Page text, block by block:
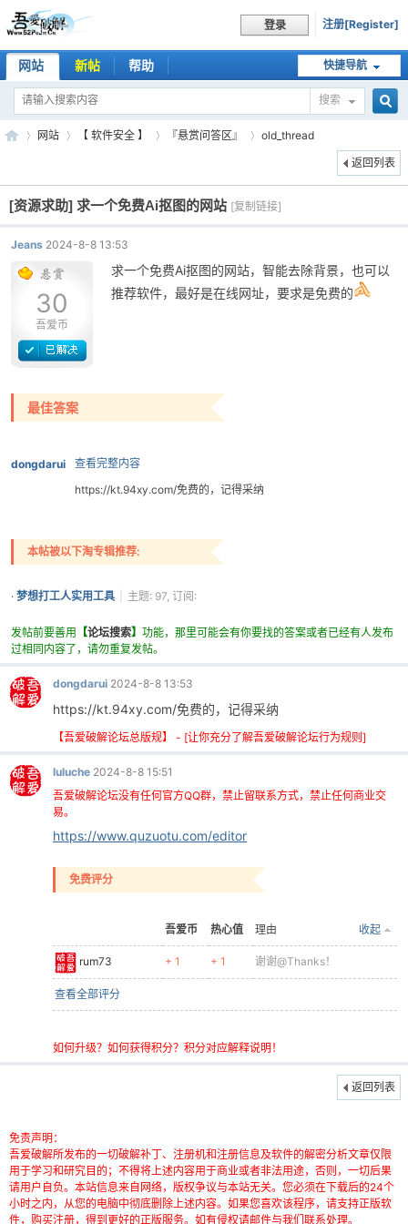
登录 注册[Register]
快捷导航
网站 新帖 帮助
搜索
吾
爱
解
»
网站
›
【 软件安全 】
›
『悬赏问答区』
›
old_thread
返回列表
[资源求助] 求一个免费Ai抠图的网站 [复制链接]
Jeans 2024-8-8 13:53
30
吾爱币
求一个免费Ai抠图的网站，智能去除背景，也可以
推荐软件，最好是在线网址，要求是免费的
最佳答案
dongdarui
查看完整内容
https://kt.94xy.com/免费的，记得采纳
本帖被以下淘专辑推荐:
· 梦想打工人实用工具
主题: 97, 订阅:
发帖前要善用
【论坛搜索】 功能，那里可能会有你要找的答案或者已经有人发布
过相同内容了，请勿重复发帖。
dongdarui 2024-8-8 13:53
https://kt.94xy.com/免费的，记得采纳
【吾爱破解论坛总版规】 - [让你充分了解吾爱破解论坛行为规则]
luluche 2024-8-8 15:51
吾爱破解论坛没有任何官方QQ群，禁止留联系方式，禁止任何商业交
易。
https://www.quzuotu.com/editor
免费评分
吾爱币 热心值 收起
理由
rum73 + 1 + 1 谢谢@Thanks！
查看全部评分
如何升级？如何获得积分？积分对应解释说明！
返回列表
免责声明：
吾爱破解所发布的一切破解补丁、注册机和注册信息及软件的解密分析文章仅限
用于学习和研究目的；不得将上述内容用于商业或者非法用途，否则，一切后果
请用户自负。本站信息来自网络，版权争议与本站无关。您必须在下载后的24个
小时之内，从您的电脑中彻底删除上述内容。如果您喜欢该程序，请支持正版软
件，购买注册，得到更好的正版服务。如有侵权请邮件与我们联系处理。